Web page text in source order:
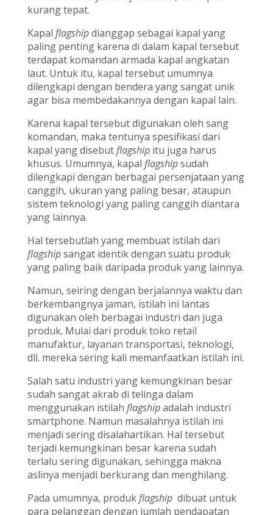
kurang tepat.
Kapal flagshipdianggap sebagai kapal yang
paling penting karena di dalam kapal tersebut
terdapat komandan armada kapal angkatan
laut. Untuk itu, kapal tersebut umumnya
dilengkapi dengan bendera yang sangat unik
agar bisa membedakannya dengan kapal lain.
Karena kapal tersebut digunakan oleh sang
komandan, maka tentunya spesifikasi dari
kapal yang disebutflagshipitu juga harus
khusus. Umumnya, kapal flagshipsudah
dilengkapi dengan berbagai persenjataan yang
canggih, ukuran yang paling besar, ataupun
sistem teknologi yang paling canggih diantara
yang lainnya.
Hal tersebutlah yang membuat istilah dari
flagshipsangat identik dengan suatu produk
yang paling baik daripada produk yang lainnya.
Namun, seiring dengan berjalannya waktu dan
berkembangnya jaman, istilah ini lantas
digunakan oleh berbagai industri dan juga
produk. Mulai dari produk toko retail
manufaktur, layanan transportasi, teknologi,
dll. mereka sering kali memanfaatkan istilah ini.
Salah satu industri yang kemungkinan besar
sudah sangat akrab di telinga dalam
menggunakan istilah flagshipadalah industri
smartphone. Namun masalahnya istilah ini
menjadi sering disalahartikan. Hal tersebut
terjadi kemungkinan besar karena sudah
terlalu sering digunakan, sehingga makna
aslinya menjadi berkurang dan menghilang.
Pada umumnya, produkflagshipdibuat untuk
para pelanggan dengan jumlah pendapatan